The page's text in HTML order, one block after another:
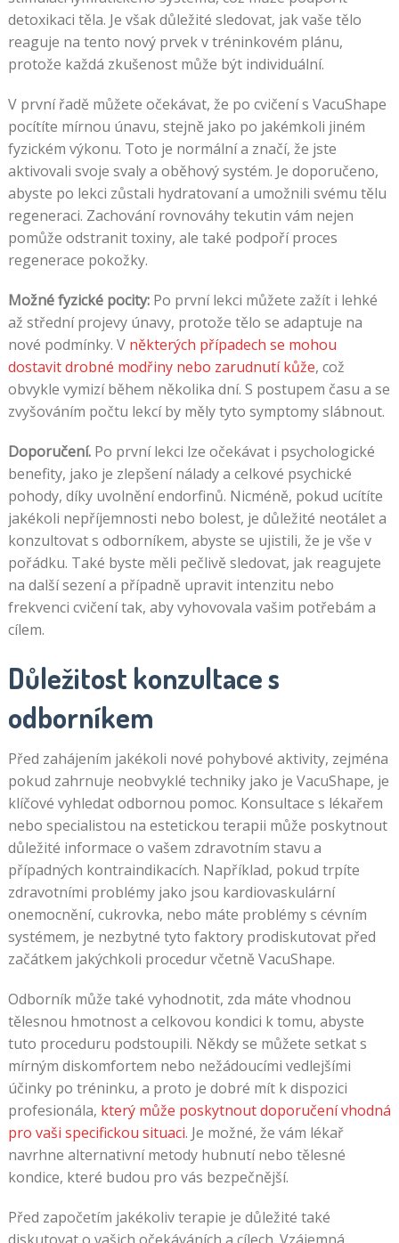
detoxikaci těla. Je však důležité sledovat, jak vaše tělo
reaguje na tento nový prvek v tréninkovém plánu,
protože každá zkušenost může být individuální.
V první řadě můžete očekávat, že po cvičení s VacuShape
pocítíte mírnou únavu, stejně jako po jakémkoli jiném
fyzickém výkonu. Toto je normální a značí, že jste
aktivovali svoje svaly a oběhový systém. Je doporučeno,
abyste po lekci zůstali hydratovaní a umožnili svému tělu
regeneraci. Zachování rovnováhy tekutin vám nejen
pomůže odstranit toxiny, ale také podpoří proces
regenerace pokožky.
Možné fyzické pocity:Po první lekci můžete zažít i lehké
až střední projevy únavy, protože tělo se adaptuje na
nové podmínky. V některých případech se mohou
dostavit drobné modřiny nebo zarudnutí kůže, což
obvykle vymizí během několika dní. S postupem času a se
zvyšováním počtu lekcí by měly tyto symptomy slábnout.
Doporučení.Po první lekci lze očekávat i psychologické
benefity, jako je zlepšení nálady a celkové psychické
pohody, díky uvolnění endorfinů. Nicméně, pokud ucítíte
jakékoli nepříjemnosti nebo bolest, je důležité neotálet a
konzultovat s odborníkem, abyste se ujistili, že je vše v
pořádku. Také byste měli pečlivě sledovat, jak reagujete
na další sezení a případně upravit intenzitu nebo
frekvenci cvičení tak, aby vyhovovala vašim potřebám a
cílem.
Důležitost konzultace s
odborníkem
Před zahájením jakékoli nové pohybové aktivity, zejména
pokud zahrnuje neobvyklé techniky jako je VacuShape, je
klíčové vyhledat odbornou pomoc. Konsultace s lékařem
nebo specialistou na estetickou terapii může poskytnout
důležité informace o vašem zdravotním stavu a
případných kontraindikacích. Například, pokud trpíte
zdravotními problémy jako jsou kardiovaskulární
onemocnění, cukrovka, nebo máte problémy s cévním
systémem, je nezbytné tyto faktory prodiskutovat před
začátkem jakýchkoli procedur včetně VacuShape.
Odborník může také vyhodnotit, zda máte vhodnou
tělesnou hmotnost a celkovou kondici k tomu, abyste
tuto proceduru podstoupili. Někdy se můžete setkat s
mírným diskomfortem nebo nežádoucími vedlejšími
účinky po tréninku, a proto je dobré mít k dispozici
profesionála, který může poskytnout doporučení vhodná
pro vaši specifickou situaci. Je možné, že vám lékař
navrhne alternativní metody hubnutí nebo tělesné
kondice, které budou pro vás bezpečnější.
Před započetím jakékoliv terapie je důležité také